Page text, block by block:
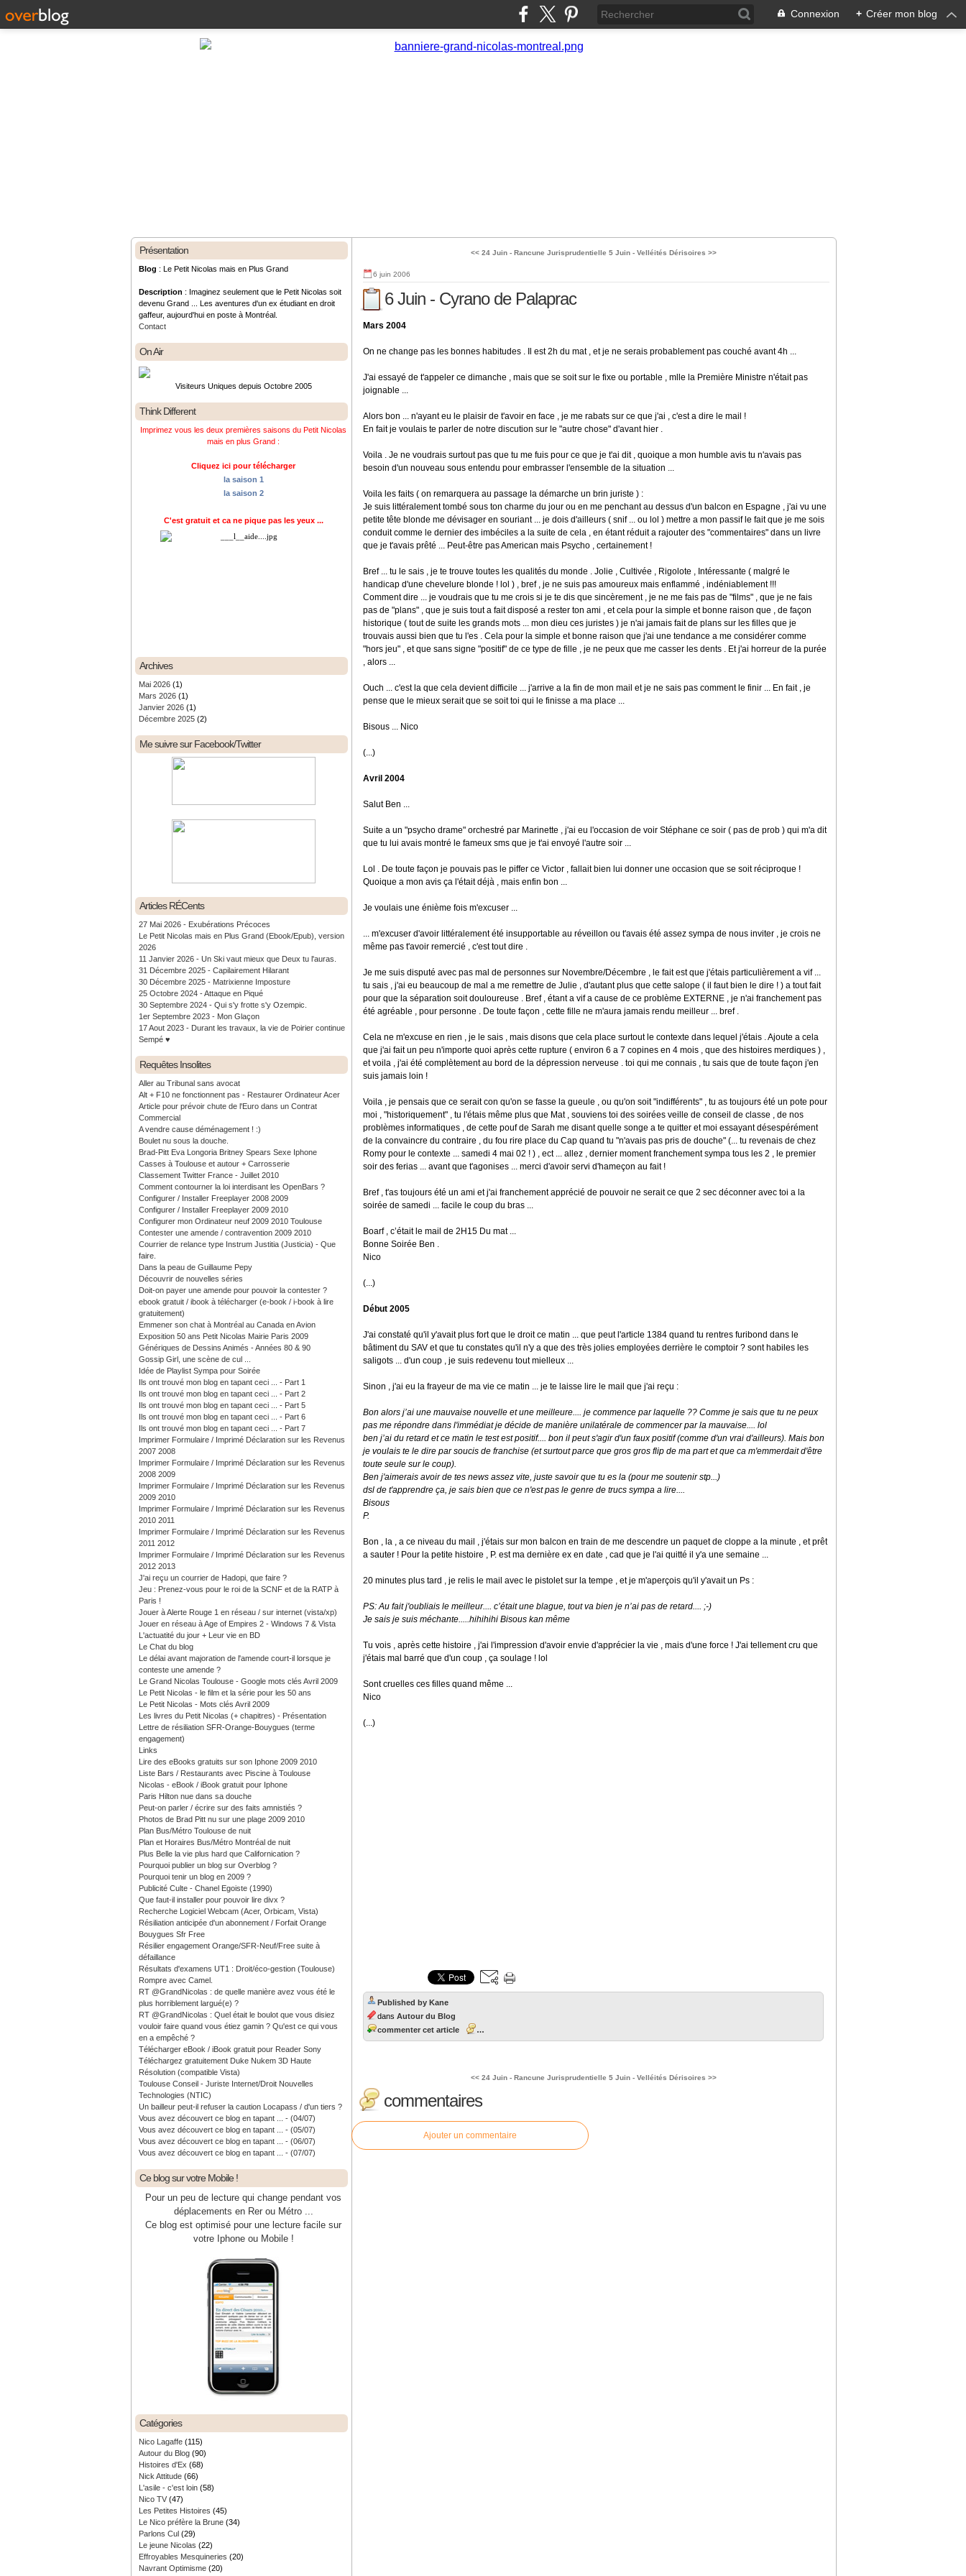
Connexion + Créer mon blog
Présentation
Blog : Le Petit Nicolas mais en Plus Grand
Description : Imaginez seulement que le Petit Nicolas soit
devenu Grand ... Les aventures d'un ex étudiant en droit
gaffeur, aujourd'hui en poste à Montréal.
Contact
On Air
Visiteurs Uniques depuis Octobre 2005
Think Different
Imprimez vous les deux premières saisons du Petit Nicolas
mais en plus Grand :
Cliquez ici pour télécharger
la saison 1
la saison 2
C'est gratuit et ca ne pique pas les yeux ...
Archives
Mai 2026 (1)
Mars 2026 (1)
Janvier 2026 (1)
Décembre 2025 (2)
Me suivre sur Facebook/Twitter
Articles RÉCents
27 Mai 2026 - Exubérations Précoces
Le Petit Nicolas mais en Plus Grand (Ebook/Epub), version
2026
11 Janvier 2026 - Un Ski vaut mieux que Deux tu l'auras.
31 Décembre 2025 - Capilairement Hilarant
30 Décembre 2025 - Matrixienne Imposture
25 Octobre 2024 - Attaque en Piqué
30 Septembre 2024 - Qui s'y frotte s'y Ozempic.
1er Septembre 2023 - Mon Glaçon
17 Aout 2023 - Durant les travaux, la vie de Poirier continue
Sempé ♥️
Requêtes Insolites
Aller au Tribunal sans avocat
Alt + F10 ne fonctionnent pas - Restaurer Ordinateur Acer
Article pour prévoir chute de l'Euro dans un Contrat
Commercial
A vendre cause déménagement ! :)
Boulet nu sous la douche.
Brad-Pitt Eva Longoria Britney Spears Sexe Iphone
Casses à Toulouse et autour + Carrosserie
Classement Twitter France - Juillet 2010
Comment contourner la loi interdisant les OpenBars ?
Configurer / Installer Freeplayer 2008 2009
Configurer / Installer Freeplayer 2009 2010
Configurer mon Ordinateur neuf 2009 2010 Toulouse
Contester une amende / contravention 2009 2010
Courrier de relance type Instrum Justitia (Justicia) - Que
faire.
Dans la peau de Guillaume Pepy
Découvrir de nouvelles séries
Doit-on payer une amende pour pouvoir la contester ?
ebook gratuit / ibook à télécharger (e-book / i-book à lire
gratuitement)
Emmener son chat à Montréal au Canada en Avion
Exposition 50 ans Petit Nicolas Mairie Paris 2009
Génériques de Dessins Animés - Années 80 & 90
Gossip Girl, une scène de cul ...
Idée de Playlist Sympa pour Soirée
Ils ont trouvé mon blog en tapant ceci ... - Part 1
Ils ont trouvé mon blog en tapant ceci ... - Part 2
Ils ont trouvé mon blog en tapant ceci ... - Part 5
Ils ont trouvé mon blog en tapant ceci ... - Part 6
Ils ont trouvé mon blog en tapant ceci ... - Part 7
Imprimer Formulaire / Imprimé Déclaration sur les Revenus
2007 2008
Imprimer Formulaire / Imprimé Déclaration sur les Revenus
2008 2009
Imprimer Formulaire / Imprimé Déclaration sur les Revenus
2009 2010
Imprimer Formulaire / Imprimé Déclaration sur les Revenus
2010 2011
Imprimer Formulaire / Imprimé Déclaration sur les Revenus
2011 2012
Imprimer Formulaire / Imprimé Déclaration sur les Revenus
2012 2013
J'ai reçu un courrier de Hadopi, que faire ?
Jeu : Prenez-vous pour le roi de la SCNF et de la RATP à
Paris !
Jouer à Alerte Rouge 1 en réseau / sur internet (vista/xp)
Jouer en réseau à Age of Empires 2 - Windows 7 & Vista
L'actuatité du jour + Leur vie en BD
Le Chat du blog
Le délai avant majoration de l'amende court-il lorsque je
conteste une amende ?
Le Grand Nicolas Toulouse - Google mots clés Avril 2009
Le Petit Nicolas - le film et la série pour les 50 ans
Le Petit Nicolas - Mots clés Avril 2009
Les livres du Petit Nicolas (+ chapitres) - Présentation
Lettre de résiliation SFR-Orange-Bouygues (terme
engagement)
Links
Lire des eBooks gratuits sur son Iphone 2009 2010
Liste Bars / Restaurants avec Piscine à Toulouse
Nicolas - eBook / iBook gratuit pour Iphone
Paris Hilton nue dans sa douche
Peut-on parler / écrire sur des faits amnistiés ?
Photos de Brad Pitt nu sur une plage 2009 2010
Plan Bus/Métro Toulouse de nuit
Plan et Horaires Bus/Métro Montréal de nuit
Plus Belle la vie plus hard que Californication ?
Pourquoi publier un blog sur Overblog ?
Pourquoi tenir un blog en 2009 ?
Publicité Culte - Chanel Egoiste (1990)
Que faut-il installer pour pouvoir lire divx ?
Recherche Logiciel Webcam (Acer, Orbicam, Vista)
Résiliation anticipée d'un abonnement / Forfait Orange
Bouygues Sfr Free
Résilier engagement Orange/SFR-Neuf/Free suite à
défaillance
Résultats d'examens UT1 : Droit/éco-gestion (Toulouse)
Rompre avec Camel.
RT @GrandNicolas : de quelle manière avez vous été le
plus horriblement largué(e) ?
RT @GrandNicolas : Quel était le boulot que vous disiez
vouloir faire quand vous étiez gamin ? Qu'est ce qui vous
en a empêché ?
Télécharger eBook / iBook gratuit pour Reader Sony
Téléchargez gratuitement Duke Nukem 3D Haute
Résolution (compatible Vista)
Toulouse Conseil - Juriste Internet/Droit Nouvelles
Technologies (NTIC)
Un bailleur peut-il refuser la caution Locapass / d'un tiers ?
Vous avez découvert ce blog en tapant ... - (04/07)
Vous avez découvert ce blog en tapant ... - (05/07)
Vous avez découvert ce blog en tapant ... - (06/07)
Vous avez découvert ce blog en tapant ... - (07/07)
Ce blog sur votre Mobile !
Pour un peu de lecture qui change pendant vos
déplacements en Rer ou Métro ...
Ce blog est optimisé pour une lecture facile sur
votre Iphone ou Mobile !
Catégories
Nico Lagaffe (115)
Autour du Blog (90)
Histoires d'Ex (68)
Nick Attitude (66)
L'asile - c'est loin (58)
Nico TV (47)
Les Petites Histoires (45)
Le Nico préfère la Brune (34)
Parlons Cul (29)
Le jeune Nicolas (22)
Effroyables Mesquineries (20)
Navrant Optimisme (20)
<< 24 Juin - Rancune Jurisprudentielle 5 Juin - Velléités Dérisoires >>
6 juin 2006
6 Juin - Cyrano de Palaprac
Mars 2004
On ne change pas les bonnes habitudes . Il est 2h du mat , et je ne serais probablement pas couché avant 4h ...
J'ai essayé de t'appeler ce dimanche , mais que se soit sur le fixe ou portable , mlle la Première Ministre n'était pas
joignable ...
Alors bon ... n'ayant eu le plaisir de t'avoir en face , je me rabats sur ce que j'ai , c'est a dire le mail !
En fait je voulais te parler de notre discution sur le "autre chose" d'avant hier .
Voila . Je ne voudrais surtout pas que tu me fuis pour ce que je t'ai dit , quoique a mon humble avis tu n'avais pas
besoin d'un nouveau sous entendu pour embrasser l'ensemble de la situation ...
Voila les faits ( on remarquera au passage la démarche un brin juriste ) :
Je suis littéralement tombé sous ton charme du jour ou en me penchant au dessus d'un balcon en Espagne , j'ai vu une
petite tête blonde me dévisager en souriant ... je dois d'ailleurs ( snif ... ou lol ) mettre a mon passif le fait que je me sois
conduit comme le dernier des imbéciles a la suite de cela , en étant réduit a rajouter des "commentaires" dans un livre
que je t'avais prêté ... Peut-être pas American mais Psycho , certainement !
Bref ... tu le sais , je te trouve toutes les qualités du monde . Jolie , Cultivée , Rigolote , Intéressante ( malgré le
handicap d'une chevelure blonde ! lol ) , bref , je ne suis pas amoureux mais enflammé , indéniablement !!!
Comment dire ... je voudrais que tu me crois si je te dis que sincèrement , je ne me fais pas de "films" , que je ne fais
pas de "plans" , que je suis tout a fait disposé a rester ton ami , et cela pour la simple et bonne raison que , de façon
historique ( tout de suite les grands mots ... mon dieu ces juristes ) je n'ai jamais fait de plans sur les filles que je
trouvais aussi bien que tu l'es . Cela pour la simple et bonne raison que j'ai une tendance a me considérer comme
"hors jeu" , et que sans signe "positif" de ce type de fille , je ne peux que me casser les dents . Et j'ai horreur de la purée
, alors ...
Ouch ... c'est la que cela devient difficile ... j'arrive a la fin de mon mail et je ne sais pas comment le finir ... En fait , je
pense que le mieux serait que se soit toi qui le finisse a ma place ...
Bisous ... Nico
(...)
Avril 2004
Salut Ben ...
Suite a un "psycho drame" orchestré par Marinette , j'ai eu l'occasion de voir Stéphane ce soir ( pas de prob ) qui m'a dit
que tu lui avais montré le fameux sms que je t'ai envoyé l'autre soir ...
Lol . De toute façon je pouvais pas le piffer ce Victor , fallait bien lui donner une occasion que se soit réciproque !
Quoique a mon avis ça l'était déjà , mais enfin bon ...
Je voulais une énième fois m'excuser ...
... m'excuser d'avoir littéralement été insupportable au réveillon ou t'avais été assez sympa de nous inviter , je crois ne
même pas t'avoir remercié , c'est tout dire .
Je me suis disputé avec pas mal de personnes sur Novembre/Décembre , le fait est que j'étais particulièrement a vif ...
tu sais , j'ai eu beaucoup de mal a me remettre de Julie , d'autant plus que cette salope ( il faut bien le dire ! ) a tout fait
pour que la séparation soit douloureuse . Bref , étant a vif a cause de ce problème EXTERNE , je n'ai franchement pas
été agréable , pour personne . De toute façon , cette fille ne m'aura jamais rendu meilleur ... bref .
Cela ne m'excuse en rien , je le sais , mais disons que cela place surtout le contexte dans lequel j'étais . Ajoute a cela
que j'ai fait un peu n'importe quoi après cette rupture ( environ 6 a 7 copines en 4 mois , que des histoires merdiques ) ,
et voila , j'ai été complètement au bord de la dépression nerveuse . toi qui me connais , tu sais que de toute façon j'en
suis jamais loin !
Voila , je pensais que ce serait con qu'on se fasse la gueule , ou qu'on soit "indifférents" , tu as toujours été un pote pour
moi , "historiquement" , tu l'étais même plus que Mat , souviens toi des soirées veille de conseil de classe , de nos
problèmes informatiques , de cette pouf de Sarah me disant quelle songe a te quitter et moi essayant désespérément
de la convaincre du contraire , du fou rire place du Cap quand tu "n'avais pas pris de douche" (... tu revenais de chez
Romy pour le contexte ... samedi 4 mai 02 ! ) , ect ... allez , dernier moment franchement sympa tous les 2 , le premier
soir des ferias ... avant que t'agonises ... merci d'avoir servi d'hameçon au fait !
Bref , t'as toujours été un ami et j'ai franchement apprécié de pouvoir ne serait ce que 2 sec déconner avec toi a la
soirée de samedi ... facile le coup du bras ...
Boarf , c’était le mail de 2H15 Du mat ...
Bonne Soirée Ben .
Nico
(...)
Début 2005
J'ai constaté qu'il y'avait plus fort que le droit ce matin ... que peut l'article 1384 quand tu rentres furibond dans le
bâtiment du SAV et que tu constates qu'il n'y a que des très jolies employées derrière le comptoir ? sont habiles les
saligots ... d'un coup , je suis redevenu tout mielleux ...
Sinon , j'ai eu la frayeur de ma vie ce matin ... je te laisse lire le mail que j'ai reçu :
Bon alors j’ai une mauvaise nouvelle et une meilleure.... je commence par laquelle ?? Comme je sais que tu ne peux
pas me répondre dans l'immédiat je décide de manière unilatérale de commencer par la mauvaise.... lol
ben j’ai du retard et ce matin le test est positif.... bon il peut s'agir d'un faux positif (comme d'un vrai d'ailleurs). Mais bon
je voulais te le dire par soucis de franchise (et surtout parce que gros gros flip de ma part et que ca m'emmerdait d'être
toute seule sur le coup).
Ben j'aimerais avoir de tes news assez vite, juste savoir que tu es la (pour me soutenir stp...)
dsl de t'apprendre ça, je sais bien que ce n'est pas le genre de trucs sympa a lire....
Bisous
P.
Bon , la , a ce niveau du mail , j'étais sur mon balcon en train de me descendre un paquet de cloppe a la minute , et prêt
a sauter ! Pour la petite histoire , P. est ma dernière ex en date , cad que je l'ai quitté il y'a une semaine ...
20 minutes plus tard , je relis le mail avec le pistolet sur la tempe , et je m'aperçois qu'il y'avait un Ps :
PS: Au fait j'oubliais le meilleur.... c’était une blague, tout va bien je n’ai pas de retard.... ;-)
Je sais je suis méchante.....hihihihi Bisous kan même
Tu vois , après cette histoire , j'ai l'impression d'avoir envie d'apprécier la vie , mais d'une force ! J'ai tellement cru que
j'étais mal barré que d'un coup , ça soulage ! lol
Sont cruelles ces filles quand même ...
Nico
(...)
Published by Kane
dans Autour du Blog
commenter cet article
…
<< 24 Juin - Rancune Jurisprudentielle 5 Juin - Velléités Dérisoires >>
commentaires
Ajouter un commentaire